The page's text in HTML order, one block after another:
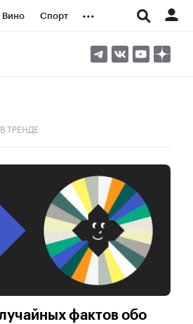
Вино Спорт ...
ТРЕНДЕ
фактов обо